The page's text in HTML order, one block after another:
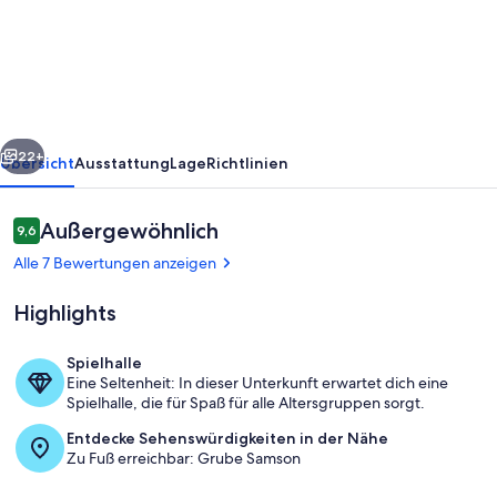
5
Personen
Eingang
Weiter
22+
ÜbersichtAusstattungLageRichtlinien
Bewertungen
9,69,6 von 10.
Außergewöhnlich
Alle 7 Bewertungen anzeigen
Highlights
Spielhalle
Eine Seltenheit: In dieser Unterkunft erwartet dich eine
Spielhalle, die für Spaß für alle Altersgruppen sorgt.
Entdecke Sehenswürdigkeiten in der Nähe
Zu Fuß erreichbar: Grube Samson